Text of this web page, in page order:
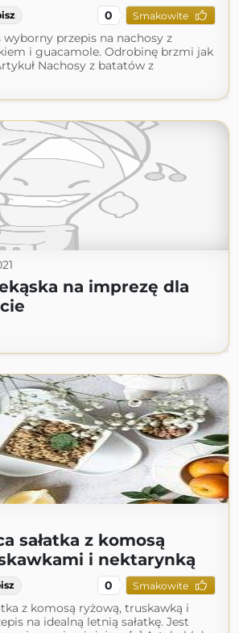
0 Smakowite
wyborny przepis na nachosy z
i guacamole. Odrobinę brzmi jak
Nachosy z batatów z
na imprezę dla
sałatka z komosą
i nektarynką
0 Smakowite
z komosą ryżową, truskawką i
na idealną letnią sałatkę. Jest